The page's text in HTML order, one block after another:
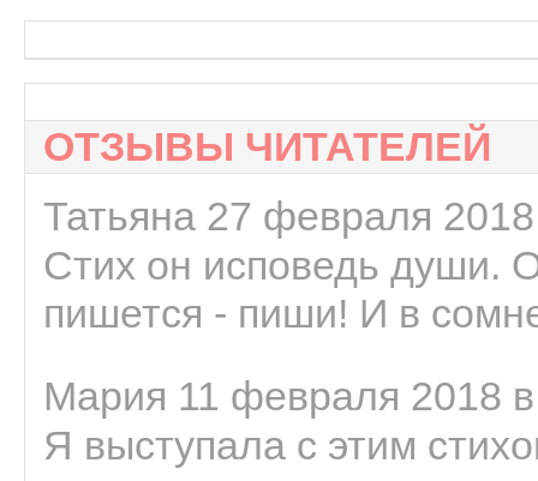
ОТЗЫВЫ ЧИТАТЕЛЕЙ
Татьяна 27 февраля
Стих он исповедь души.
пишется - пиши! И в
Мария 11 февраля 2018
Я выступала с этим